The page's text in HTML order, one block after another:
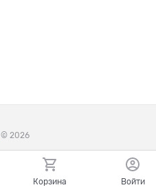
© 2026
Корзина Войти